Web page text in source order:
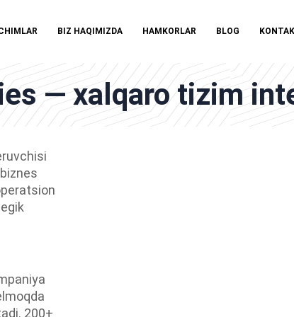
BIZ HAQIMIZDA HAMKORLAR BLOG
— xalqaro tizim
200+